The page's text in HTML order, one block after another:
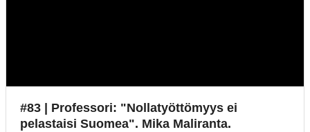
#83 | Professori: "Nollatyöttömyys ei
pelastaisi Suomea". Mika Maliranta.